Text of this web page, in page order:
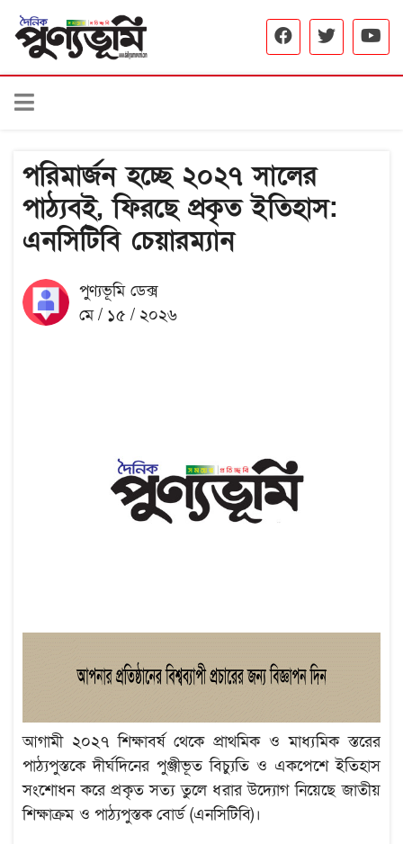
পরিমার্জন হচ্ছে ২০২৭ সালের
পাঠ্যবই, ফিরছে প্রকৃত ইতিহাস:
এনসিটিবি চেয়ারম্যান
পুণ্যভূমি ডেক্স
মে / ১৫ / ২০২৬
আগামী ২০২৭ শিক্ষাবর্ষ থেকে প্রাথমিক ও মাধ্যমিক স্তরের
পাঠ্যপুস্তকে দীর্ঘদিনের পুঞ্জীভূত বিচ্যুতি ও একপেশে ইতিহাস
সংশোধন করে প্রকৃত সত্য তুলে ধরার উদ্যোগ নিয়েছে জাতীয়
শিক্ষাক্রম ও পাঠ্যপুস্তক বোর্ড (এনসিটিবি)।